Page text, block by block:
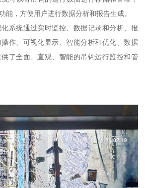
能，方便用户进行数据分析和报告生成。
系统通过实时监控、数据记录和分析、报
作、可视化显示、智能分析和优化、数据
了全面、直观、智能的吊钩运行监控和管